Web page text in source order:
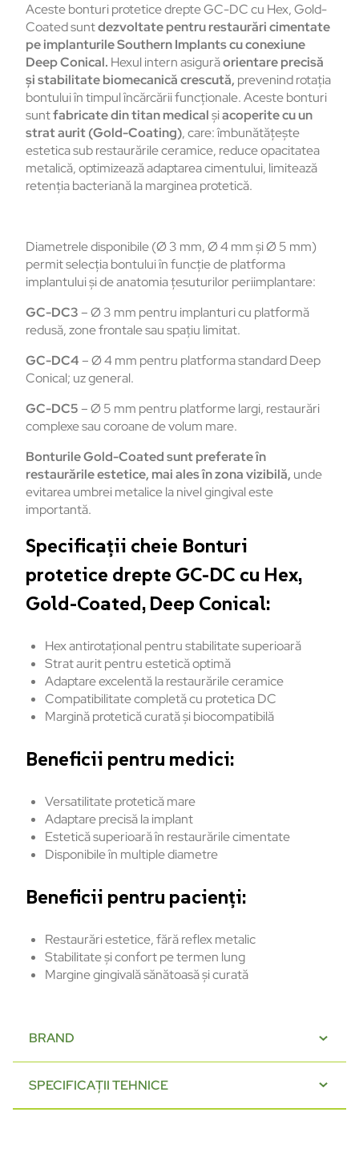
Aceste bonturi protetice drepte GC-DC cu Hex, Gold-
Coated suntdezvoltate pentru restaurări cimentate
pe implanturile Southern Implants cu conexiune
Deep Conical. Hexul intern asigurăorientare precisă
și stabilitate biomecanică crescută, prevenind rotația
bontuluiîntimpulîncărcăriifuncționale.Acestebonturi
suntfabricate din titan medicalșiacoperitecu un
strataurit(Gold-Coating), care:îmbunătățește
esteticasubrestaurărileceramice, reduceopacitatea
metalică,optimizeazăadaptareacimentului, limitează
retențiabacterianălamargineaprotetică.
Diametreledisponibile(Ø 3 mm, Ø 4 mmșiØ 5 mm)
permitselecțiabontuluiînfuncțiedeplatforma
implantuluișideanatomiațesuturilorperiimplantare:
GC-DC3–Ø 3 mm pentru implanturicu platformă
redusă, zonefrontalesauspațiu limitat.
GC-DC4–Ø 4 mm pentru platformastandard Deep
Conical; uzgeneral.
GC-DC5–Ø 5 mm pentru platformelargi, restaurări
complexesaucoroanedevolum mare.
BonturileGold-Coated suntpreferateîn
restaurărileestetice, maialesînzonavizibilă, unde
evitareaumbreimetalicelanivelgingivaleste
importantă.
Specificații cheie Bonturi
protetice drepte GC-DC cu Hex,
Gold-Coated, Deep Conical:
Hex antirotațional pentru stabilitate superioară
Strat aurit pentru estetică optimă
Adaptare excelentă la restaurările ceramice
Compatibilitate completă cu protetica DC
Marginăproteticăcuratășibiocompatibilă
Beneficii pentru medici:
Versatilitateproteticămare
Adaptareprecisăla implant
Esteticăsuperioarăîn restaurărilecimentate
Disponibileîn multiple diametre
Beneficii pentru pacienți:
Restaurări estetice, fără reflex metalic
Stabilitate și confort pe termen lung
Margine gingivală sănătoasă și curată
BRAND
SPECIFICAȚII TEHNICE